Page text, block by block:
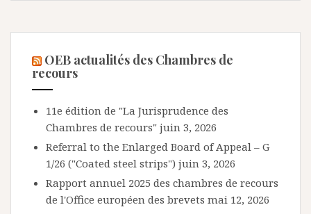
OEB actualités des Chambres de
recours
11e édition de "La Jurisprudence des
Chambres de recours" juin 3, 2026
Referral to the Enlarged Board of Appeal – G
1/26 ("Coated steel strips") juin 3, 2026
Rapport annuel 2025 des chambres de recours
de l'Office européen des brevets mai 12, 2026